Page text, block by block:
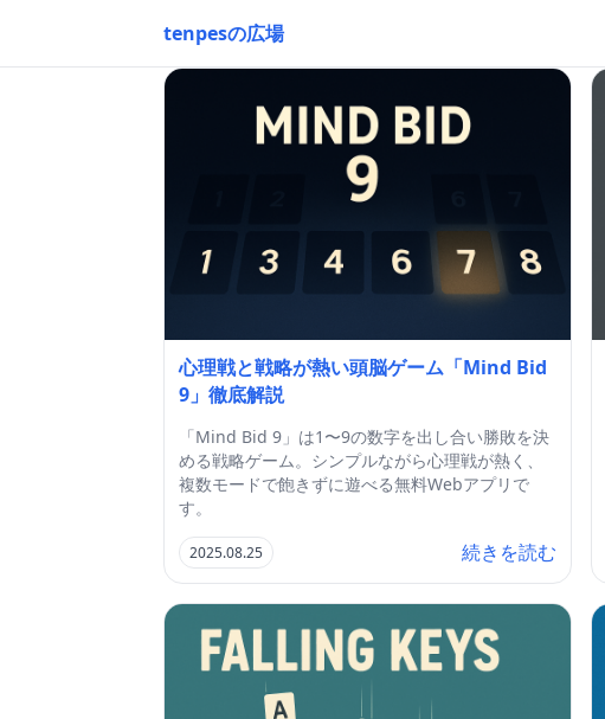
tenpesの広場
心理戦と戦略が熱い頭脳ゲーム「Mind Bid
9」徹底解説
「Mind Bid 9」は1〜9の数字を出し合い勝敗を決
める戦略ゲーム。シンプルながら心理戦が熱く、
複数モードで飽きずに遊べる無料Webアプリで
す。
2025.08.25 続きを読む